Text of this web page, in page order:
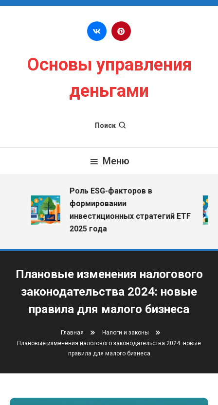
Перейти к содержимому
Основы управления
деньгами
Поиск
Меню
Роль ESG-факторов в
формировании
инвестиционных стратегий ETF
2025 года
Плановые изменения налогового
законодательства 2024: новые
правила для малого бизнеса
Главная
Налоги и законы
Плановые изменения налогового законодательства 2024: новые
правила для малого бизнеса